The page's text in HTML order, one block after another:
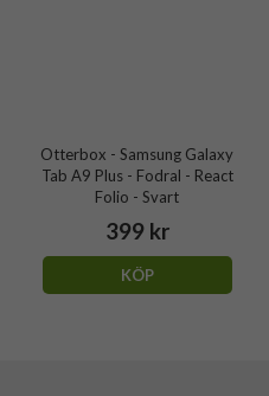
Otterbox - Samsung Galaxy
Tab A9 Plus - Fodral - React
Folio - Svart
399 kr
KÖP